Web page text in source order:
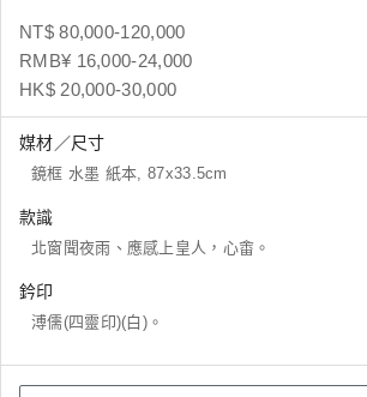
NT$ 80,000-120,000
RMB¥ 16,000-24,000
HK$ 20,000-30,000
媒材／尺寸
鏡框 水墨 紙本, 87x33.5cm
款識
北窗聞夜雨、應感上皇人，心畬。
鈐印
溥儒(四靈印)(白)。